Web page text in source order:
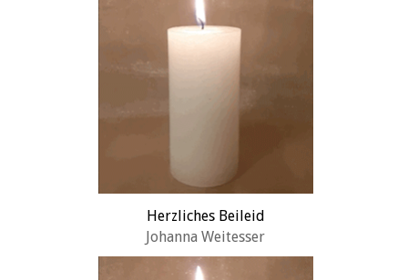
Herzliches Beileid
Johanna Weitesser